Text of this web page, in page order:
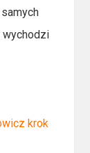
wychodzi
krok